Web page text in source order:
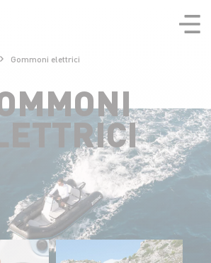
Gommoni elettrici